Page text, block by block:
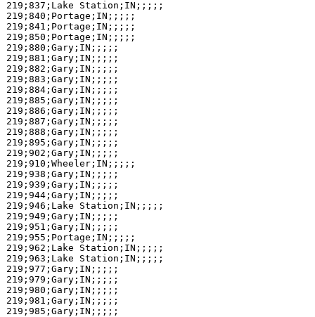
219;837;Lake Station;IN;;;;;
219;840;Portage;IN;;;;;
219;841;Portage;IN;;;;;
219;850;Portage;IN;;;;;
219;880;Gary;IN;;;;;
219;881;Gary;IN;;;;;
219;882;Gary;IN;;;;;
219;883;Gary;IN;;;;;
219;884;Gary;IN;;;;;
219;885;Gary;IN;;;;;
219;886;Gary;IN;;;;;
219;887;Gary;IN;;;;;
219;888;Gary;IN;;;;;
219;895;Gary;IN;;;;;
219;902;Gary;IN;;;;;
219;910;Wheeler;IN;;;;;
219;938;Gary;IN;;;;;
219;939;Gary;IN;;;;;
219;944;Gary;IN;;;;;
219;946;Lake Station;IN;;;;;
219;949;Gary;IN;;;;;
219;951;Gary;IN;;;;;
219;955;Portage;IN;;;;;
219;962;Lake Station;IN;;;;;
219;963;Lake Station;IN;;;;;
219;977;Gary;IN;;;;;
219;979;Gary;IN;;;;;
219;980;Gary;IN;;;;;
219;981;Gary;IN;;;;;
219;985;Gary;IN;;;;;